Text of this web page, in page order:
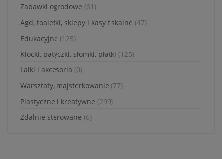
Zabawki ogrodowe (61)
Agd, toaletki, sklepy i kasy fiskalne (47)
Edukacyjne (125)
Klocki, patyczki, słomki, płatki (125)
Lalki i akcesoria (0)
Warsztaty, majsterkowanie (77)
Plastyczne i kreatywne (299)
Zdalnie sterowane (6)
uprawnienia.
Działania DK INVESTMENT
GROUP sp. z o.o. związane z
przetwarzaniem wszelkich
danych są ukierunkowane
na zagwarantowanie Ci
poczucia pełnego
legalności przetwarzania na
poziomie odpowiednim do
obowiązującego w Polsce